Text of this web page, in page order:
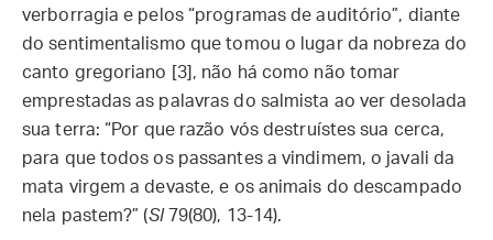
verborragia e pelos “programas de auditório”, diante
do sentimentalismo que tomou o lugar da nobreza do
canto gregoriano [3], não há como não tomar
emprestadas as palavras do salmista ao ver desolada
sua terra: “Por que razão vós destruístes sua cerca,
para que todos os passantes a vindimem, o javali da
mata virgem a devaste, e os animais do descampado
nela pastem?” (Sl79(80), 13-14).